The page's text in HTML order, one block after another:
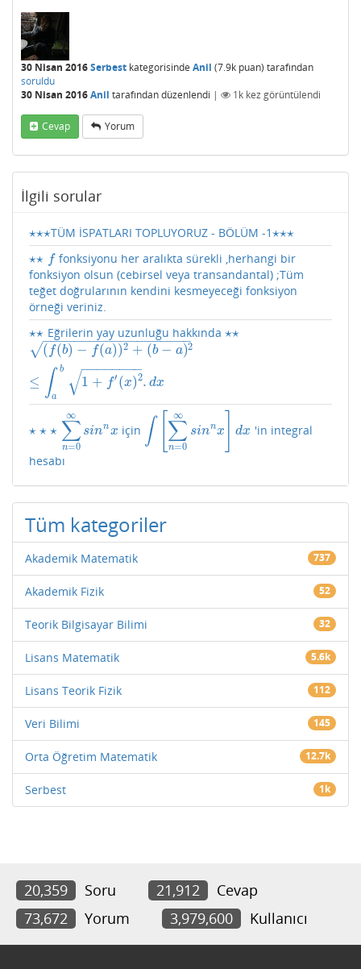
30 Nisan 2016Serbest kategorisinde Anil (7.9k puan) tarafından
soruldu
30 Nisan 2016Anil tarafındandüzenlendi | 1k kez görüntülendi
Cevap Yorum
İlgili sorular
⋆
⋆⋆
⋆⋆
⋆TÜM İSPATLARI TOPLUYORUZ - BÖLÜM -1⋆
⋆⋆
⋆⋆
⋆
⋆⋆
⋆⋆ f
f fonksiyonu her aralıkta sürekli ,herhangi bir
fonksiyon olsun (cebirsel veya transandantal) ;Tüm
teğet doğrularının kendini kesmeyeceği fonksiyon
örneği veriniz.
⋆⋆
⋆⋆ Eğrilerin yay uzunluğu hakkında ⋆⋆
⋆⋆
( f(b) − f(a))2 + (b − a)2
− −
−−−−−−−−−−−−−−−−−
√
≤ ∫ b
a
1 + f′ (x)2
− −
−−−−−−
√ . dx
(f(b −f(a) 2+ b−a)2≤ ab 1+ f′(x )2.d
⋆⋆⋆
⋆ ⋆⋆ ∑
n=0
∞
sinnx
∑n 0∞sinn xiçin ∫ ∑
n=0
∞
sinnx dx
[∑ =0 sinnx]d
'in integral
hesabı
Tüm kategoriler
Akademik Matematik 737
Akademik Fizik 52
Teorik Bilgisayar Bilimi 32
Lisans Matematik 5.6k
Lisans Teorik Fizik 112
Veri Bilimi 145
Orta Öğretim Matematik 12.7k
Serbest 1k
20,359 Soru 21,912
Cevap
73,672
Yorum 3,979,600 Kullanıcı